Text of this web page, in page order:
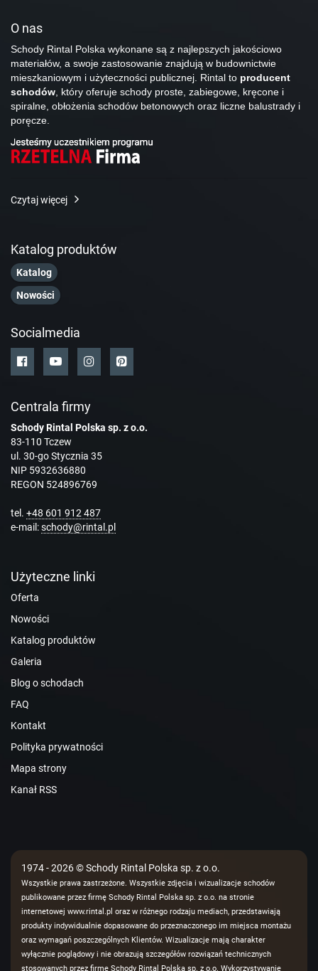
O nas
Schody Rintal Polska wykonane są z najlepszych jakościowo
materiałów, a swoje zastosowanie znajdują w budownictwie
mieszkaniowym i użyteczności publicznej. Rintal to producent
schodów, który oferuje schody proste, zabiegowe, kręcone i
spiralne, obłożenia schodów betonowych oraz liczne balustrady i
poręcze.
Czytaj więcej
Katalog produktów
Katalog
Nowości
Socialmedia
Centrala firmy
Schody Rintal Polska sp. z o.o.
83-110 Tczew
ul. 30-go Stycznia 35
NIP 5932636880
REGON 524896769
tel. +48 601 912 487
e-mail:schody@rintal.pl
Użyteczne linki
Oferta
Nowości
Katalog produktów
Galeria
Blog o schodach
FAQ
Kontakt
Polityka prywatności
Mapa strony
Kanał RSS
1974 - 2026 © Schody Rintal Polska sp. z o.o.
Wszystkie prawa zastrzeżone. Wszystkie zdjęcia i wizualizacje schodów
publikowane przez firmę Schody Rintal Polska sp. z o.o. na stronie
internetowej www.rintal.pl oraz w różnego rodzaju mediach, przedstawiają
produkty indywidualnie dopasowane do przeznaczonego im miejsca montażu
oraz wymagań poszczególnych Klientów. Wizualizacje mają charakter
wyłącznie poglądowy i nie obrazują szczegółów rozwiązań technicznych
stosowanych przez firmę Schody Rintal Polska sp. z o.o. Wykorzystywanie